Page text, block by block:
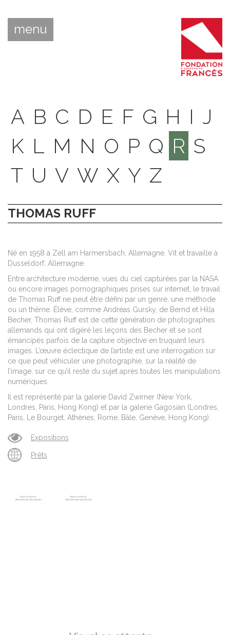
menu
A B C D E F G H I J
K L M N O P Q R S
T U V W X Y Z
THOMAS RUFF
Né en 1958 à Zell am Harmersbach, Allemagne. Vit et travaille à
Dusseldorf, Allemagne.
Entre architecture moderne, vues du ciel capturées par la NASA
ou encore images pornographiques prises sur internet, le travail
de Thomas Ruff ne peut être défini par un genre, une méthode
ou un thème. Élève, comme Andréas Gursky, de Bernd et Hilla
Becher, Thomas Ruff est de cette génération de photographes
allemands qui ont digéré les leçons des Becher et se sont
émancipés parfois de la capture objective en truquant leurs
images. L’œuvre éclectique de l’artiste est une interrogation sur
ce que peut véhiculer une photographie, sur la réalité de
l’image, sur ce qu’il reste du sujet après toutes les manipulations
numériques.
Il est représenté par la galerie David Zwirner (New York,
Londres, Paris, Hong Kong) et par la galerie Gagosian (Londres,
Paris, Le Bourget, Athènes, Rome, Bâle, Genève, Hong Kong).
Expositions
Prêts